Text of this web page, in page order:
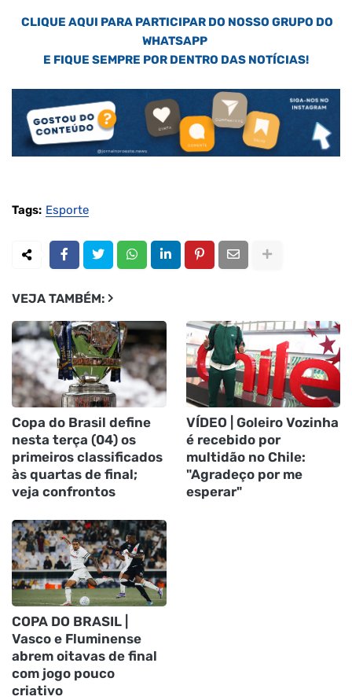
CLIQUE AQUI PARA PARTICIPAR DO NOSSO GRUPO DO
WHATSAPP
E FIQUE SEMPRE POR DENTRO DAS NOTÍCIAS!
Tags: Esporte
VEJA TAMBÉM:
Copa do Brasil define
nesta terça (04) os
primeiros classificados
às quartas de final;
veja confrontos
VÍDEO | Goleiro Vozinha
é recebido por
multidão no Chile:
"Agradeço por me
esperar"
COPA DO BRASIL |
Vasco e Fluminense
abrem oitavas de final
com jogo pouco
criativo